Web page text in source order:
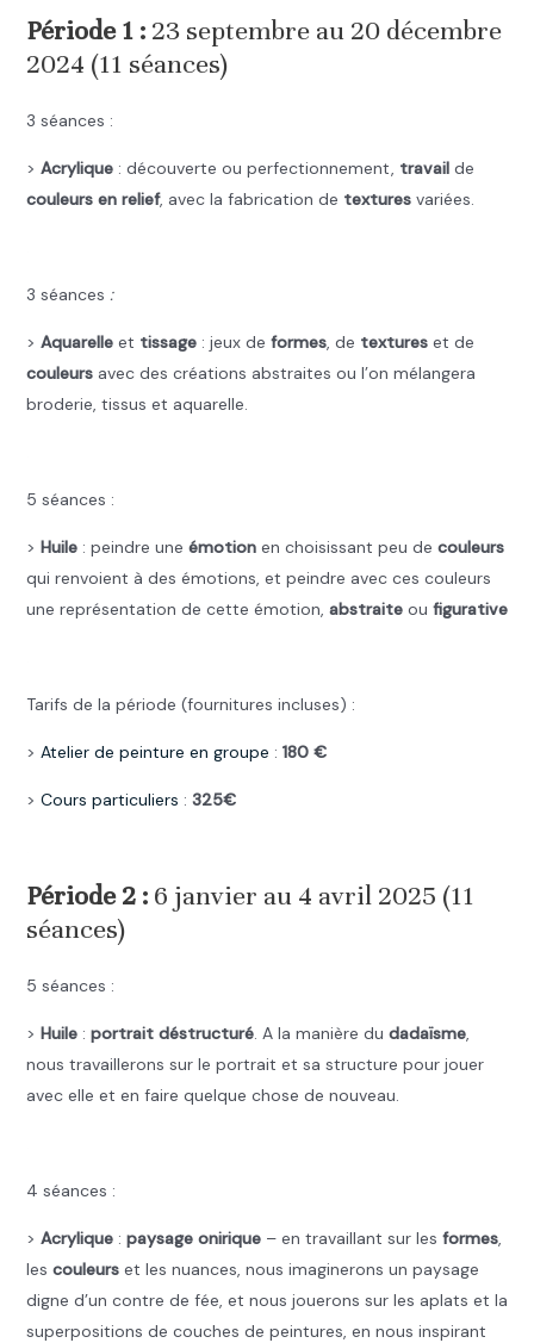
Période 1 :23 septembre au 20 décembre
2024 (11 séances)
3 séances :
> Acrylique : découverte ou perfectionnement, travail de
couleurs en relief, avec la fabrication de texturesvariées.
3 séances :
> Aquarelle et tissage : jeux de formes, de textures et de
couleurs avec des créations abstraites ou l’on mélangera
broderie, tissus et aquarelle.
5 séances :
> Huile: peindre une émotion en choisissant peu de couleurs
qui renvoient à des émotions, et peindre avec ces couleurs
une représentation de cette émotion, abstraite ou figurative
Tarifs de la période (fournitures incluses) :
> Atelier de peinture en groupe : 180 €
> Cours particuliers : 325€
Période 2 :6 janvier au 4 avril 2025 (11
séances)
5 séances :
> Huile : portrait déstructuré. A la manière du dadaïsme,
nous travaillerons sur le portrait et sa structure pour jouer
avec elle et en faire quelque chose de nouveau.
4 séances :
> Acrylique : paysage onirique– en travaillant sur les formes,
les couleurset les nuances, nous imaginerons un paysage
digne d’un contre de fée, et nous jouerons sur les aplats et la
superpositions de couches de peintures, en nous inspirant